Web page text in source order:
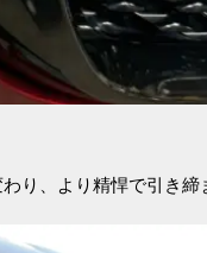
り、より精悍で引き締